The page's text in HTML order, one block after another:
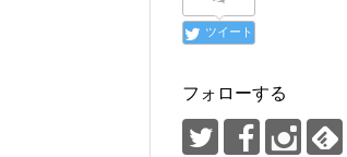
ツイート
フォローする